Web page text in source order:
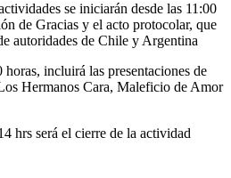
se iniciarán desde las 11:00
de Gracias y el acto protocolar, que
autoridades de Chile y Argentina
incluirá las presentaciones de
Hermanos Cara, Maleficio de Amor
hrs será el cierre de la actividad